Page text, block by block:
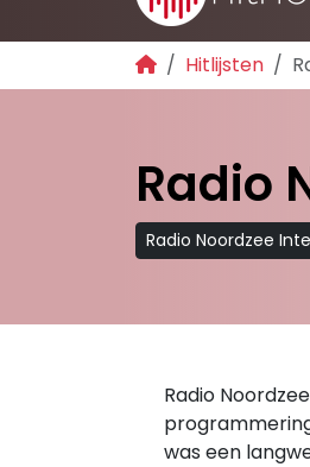
Hitlijsten
Radio
Radio Noordzee
Radio
was een